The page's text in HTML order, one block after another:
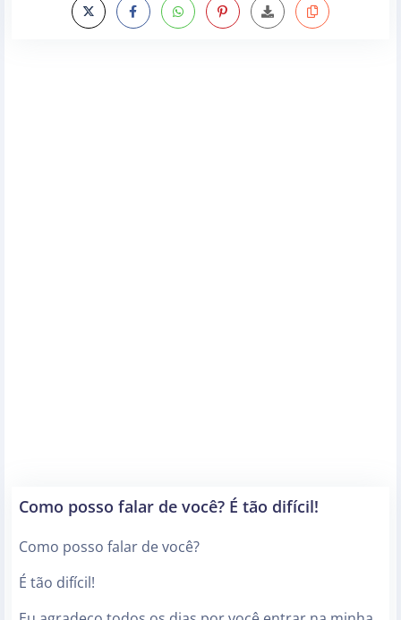
Como posso falar de você? É tão difícil!
Como posso falar de você?
É tão difícil!